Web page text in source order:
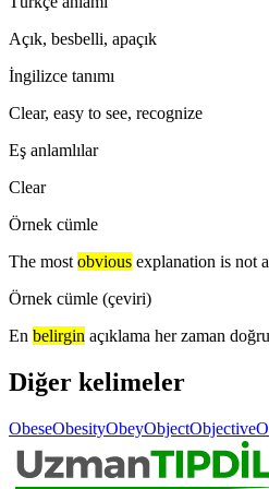
Açık, besbelli, apaçık
İngilizce tanımı
Clear, easy to see, recognize
Eş anlamlılar
Clear
Örnek cümle
The most obvious explanation is not
Örnek cümle (çeviri)
En belirgin açıklama her zaman
Diğer kelimeler
ObeseObesityObeyObjectObjective